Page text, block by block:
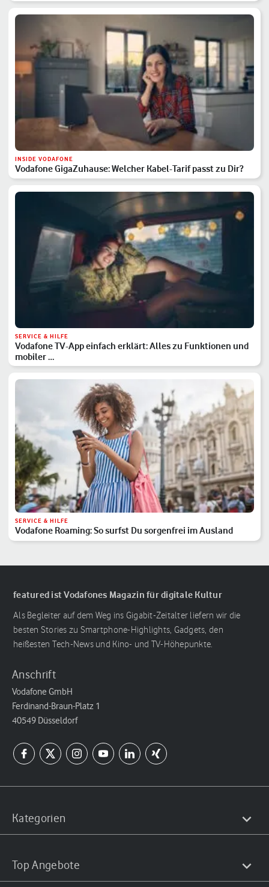
INSIDE VODAFONE
Vodafone GigaZuhause: Welcher Kabel-Tarif passt zu Dir?
SERVICE & HILFE
Vodafone TV-App einfach erklärt: Alles zu Funktionen und
mobiler …
SERVICE & HILFE
Vodafone Roaming: So surfst Du sorgenfrei im Ausland
featured ist Vodafones Magazin für digitale Kultur
Als Begleiter auf dem Weg ins Gigabit-Zeitalter liefern wir die
besten Stories zu Smartphone-Highlights, Gadgets, den
heißesten Tech-News und Kino- und TV-Höhepunkte.
Anschrift
Vodafone GmbH
Ferdinand-Braun-Platz 1
40549 Düsseldorf
Kategorien
Top Angebote